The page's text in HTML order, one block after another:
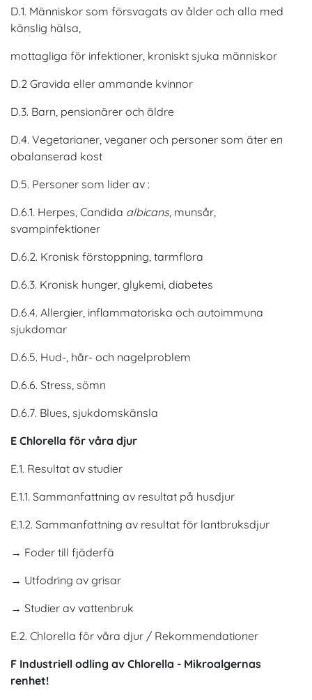
D.1. Människor som försvagats av ålder och alla med
känslig hälsa,
mottagliga för infektioner, kroniskt sjuka människor
D.2 Gravida eller ammande kvinnor
D.3. Barn, pensionärer och äldre
D.4. Vegetarianer, veganer och personer som äter en
obalanserad kost
D.5. Personer som lider av :
D.6.1. Herpes, Candida albicans, munsår,
svampinfektioner
D.6.2. Kronisk förstoppning, tarmflora
D.6.3. Kronisk hunger, glykemi, diabetes
D.6.4. Allergier, inflammatoriska och autoimmuna
sjukdomar
D.6.5. Hud-, hår- och nagelproblem
D.6.6. Stress, sömn
D.6.7. Blues, sjukdomskänsla
E Chlorella för våra djur
E.1. Resultat av studier
E.1.1. Sammanfattning av resultat på husdjur
E.1.2. Sammanfattning av resultat för lantbruksdjur
→ Foder till fjäderfä
→ Utfodring av grisar
→ Studier av vattenbruk
E.2. Chlorella för våra djur / Rekommendationer
F Industriell odling av Chlorella - Mikroalgernas
renhet!